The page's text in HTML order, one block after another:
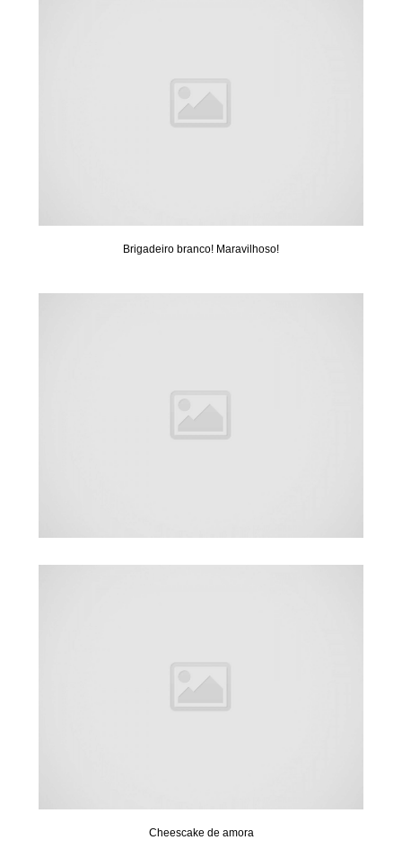
Brigadeiro branco! Maravilhoso!
Cheescake de amora